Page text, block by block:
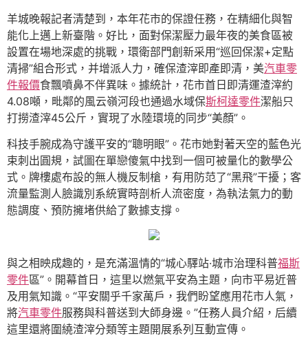
羊城晚報記者清楚到，本年花市的保證任務，在精細化與智
能化上邁上新臺階。好比，面對保潔壓力最年夜的美食區被
設置在場地深處的挑戰，環衛部門創新采用“巡回保潔+定點
清掃”組合形式，并增派人力，確保渣滓即產即清，美汽車零
件報價食飄噴鼻不伴異味。據統計，花市首日即清運渣滓約
4.08噸，毗鄰的風云嶺河段也通過水域保斯柯達零件潔船只
打撈渣滓45公斤，實現了水陸環境的同步“美顏”。
科技手腕成為守護平安的“聰明眼”。花市她對著天空的藍色光
束刺出圓規，試圖在單戀傻氣中找到一個可被量化的數學公
式。牌樓處布設的無人機反制槍，有用防范了“黑飛”干擾；客
流量監測人臉識別系統實時剖析人流密度，為執法氣力的動
態調度、預防擁堵供給了數據支撐。
與之相映成趣的，是充滿溫情的“城心驛站·城市治理科普福斯
零件區”。開幕首日，這里以燃氣平安為主題，向市平易近普
及用氣知識。“平安關乎千家萬戶，我們盼望應用花市人氣，
將汽車零件服務與科普送到大師身邊。”任務人員介紹，后續
這里還將圍繞渣滓分類等主題開展系列互動宣傳。